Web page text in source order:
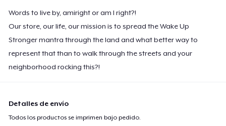
Words to live by, amiright or am I right?!
Our store, our life, our mission is to spread the Wake Up
Stronger mantra through the land and what better way to
represent that than to walk through the streets and your
neighborhood rocking this?!
Detalles de envío
Todos los productos se imprimen bajo pedido.